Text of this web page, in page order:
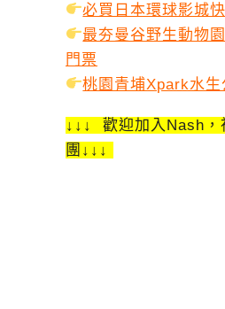
必買日本環球影城
最夯曼谷野生動物
門票
桃園青埔Xpark水生
↓↓↓ 歡迎加入Nash，
團↓↓↓